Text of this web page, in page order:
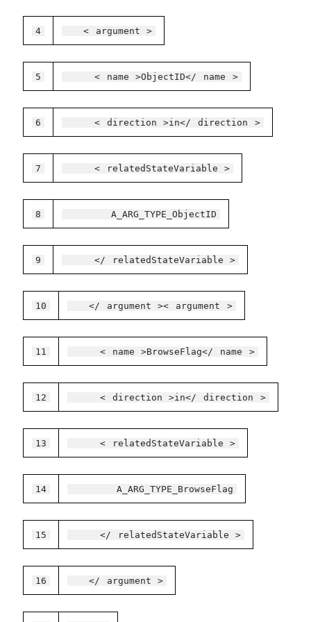
4 < argument >
5 < name >ObjectID</ name >
6 < direction >in</ direction >
7 < relatedStateVariable >
8 A_ARG_TYPE_ObjectID
9 </ relatedStateVariable >
10 </ argument >< argument >
11 < name >BrowseFlag</ name >
12 < direction >in</ direction >
13 < relatedStateVariable >
14 A_ARG_TYPE_BrowseFlag
15 </ relatedStateVariable >
16 </ argument >